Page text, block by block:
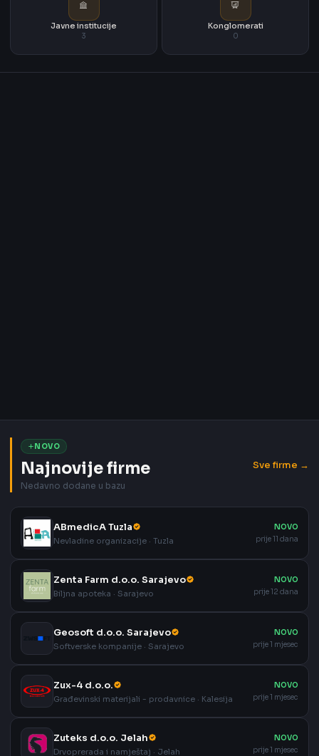
Javne institucije
3
Konglomerati
0
NOVO
Najnovije firme
Nedavno dodane u bazu
Sve firme →
ABmedicA Tuzla
Nevladine organizacije · Tuzla
NOVO
prije 11 dana
Zenta Farm d.o.o. Sarajevo
Biljna apoteka · Sarajevo
NOVO
prije 12 dana
Geosoft d.o.o. Sarajevo
Softverske kompanije · Sarajevo
NOVO
prije 1 mjesec
Zux-4 d.o.o.
Građevinski materijali - prodavnice · Kalesija
NOVO
prije 1 mjesec
Zuteks d.o.o. Jelah
Drvoprerada i namještaj · Jelah
NOVO
prije 1 mjesec